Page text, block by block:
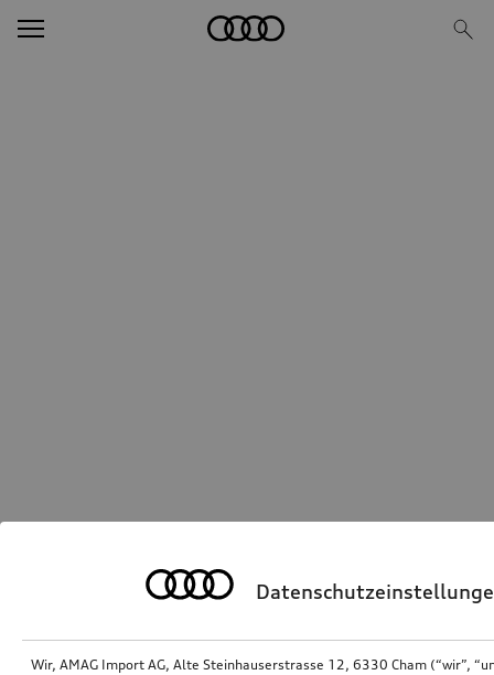
Wir, AMAG Import AG, Alte Steinhauserstrasse 12, 6330 Cham (“wir”,